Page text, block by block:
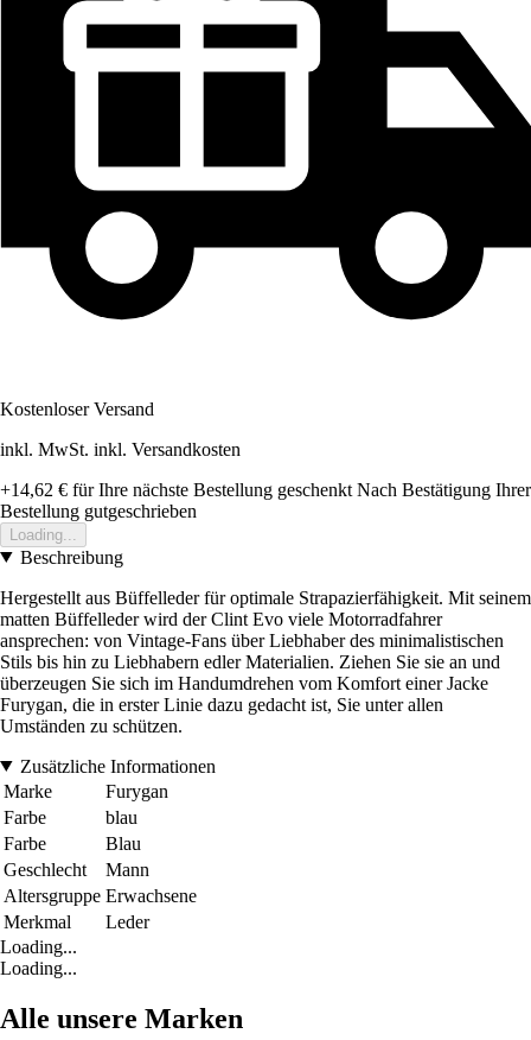
Kostenloser Versand
inkl. MwSt. inkl. Versandkosten
+14,62 € für Ihre nächste Bestellung geschenkt Nach Bestätigung Ihrer
Bestellung gutgeschrieben
Loading...
Beschreibung
Hergestellt aus Büffelleder für optimale Strapazierfähigkeit. Mit seinem
matten Büffelleder wird der Clint Evo viele Motorradfahrer
ansprechen: von Vintage-Fans über Liebhaber des minimalistischen
Stils bis hin zu Liebhabern edler Materialien. Ziehen Sie sie an und
überzeugen Sie sich im Handumdrehen vom Komfort einer Jacke
Furygan, die in erster Linie dazu gedacht ist, Sie unter allen
Umständen zu schützen.
Zusätzliche Informationen
Marke
Furygan
Farbe
blau
Farbe
Blau
Geschlecht
Mann
Altersgruppe Erwachsene
Merkmal
Leder
Loading...
Loading...
Alle unsere Marken